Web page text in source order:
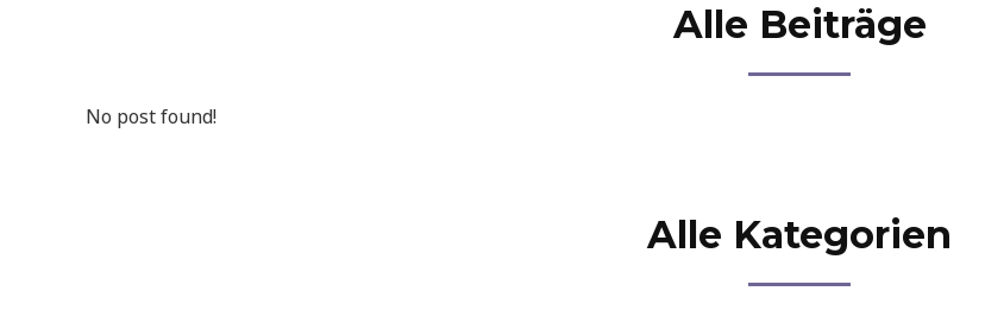
Alle Beiträge
No post found!
Alle Kategorien